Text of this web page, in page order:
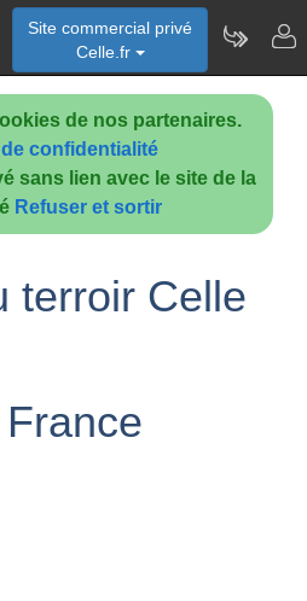
de nos partenaires.
confidentialité
sans lien avec le site de la
Refuser et sortir
Site commercial privé
Celle.fr
terroir Celle
France